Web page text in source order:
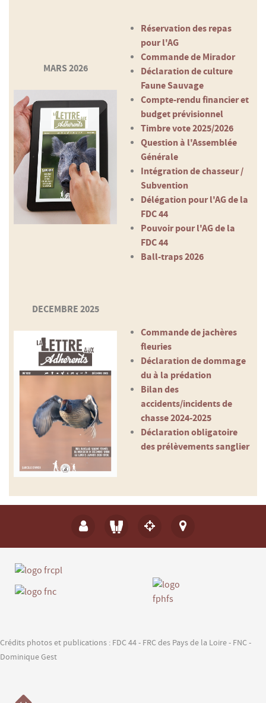
MARS 2026
Réservation des repas
pour l'AG
Commande de Mirador
Déclaration de culture
Faune Sauvage
Compte-rendu financier et
budget prévisionnel
Timbre vote 2025/2026
Question à l'Assemblée
Générale
Intégration de chasseur /
Subvention
Délégation pour l'AG de la
FDC 44
Pouvoir pour l'AG de la
FDC 44
Ball-traps 2026
DECEMBRE 2025
Commande de jachères
fleuries
Déclaration de dommage
du à la prédation
Bilan des
accidents/incidents de
chasse 2024-2025
Déclaration obligatoire
des prélèvements sanglier
Crédits photos et publications : FDC 44 - FRC des Pays de la Loire - FNC -
Dominique Gest